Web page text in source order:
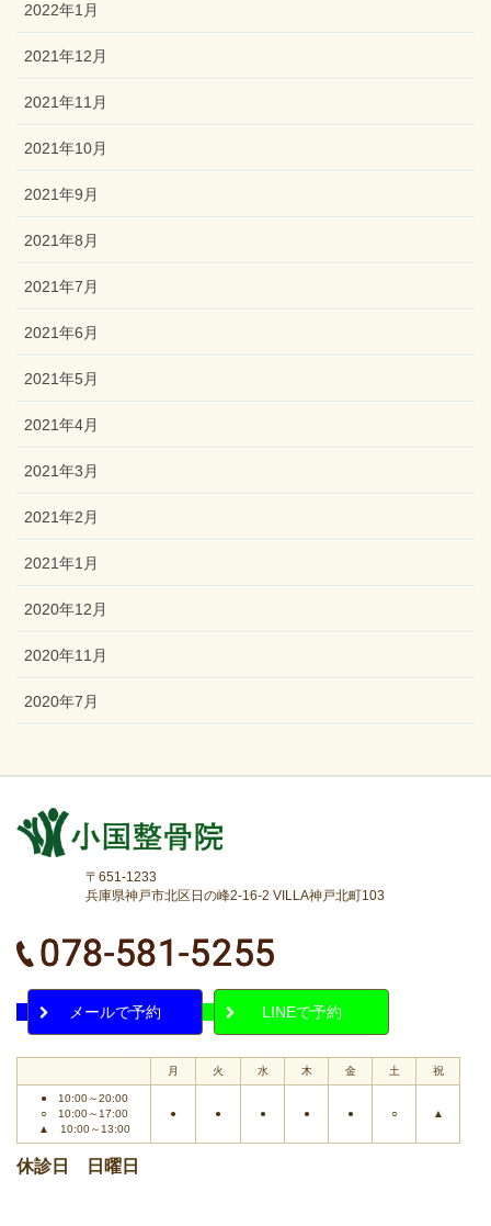
2022年1月
2021年12月
2021年11月
2021年10月
2021年9月
2021年8月
2021年7月
2021年6月
2021年5月
2021年4月
2021年3月
2021年2月
2021年1月
2020年12月
2020年11月
2020年7月
〒651-1233
兵庫県神戸市北区日の峰2-16-2 VILLA神戸北町103
メールで予約 LINEで予約
月 火 水 木 金 土 祝
● 10:00～20:00
○ 10:00～17:00
▲ 10:00～13:00
● ● ● ● ● ○ ▲
休診日 日曜日